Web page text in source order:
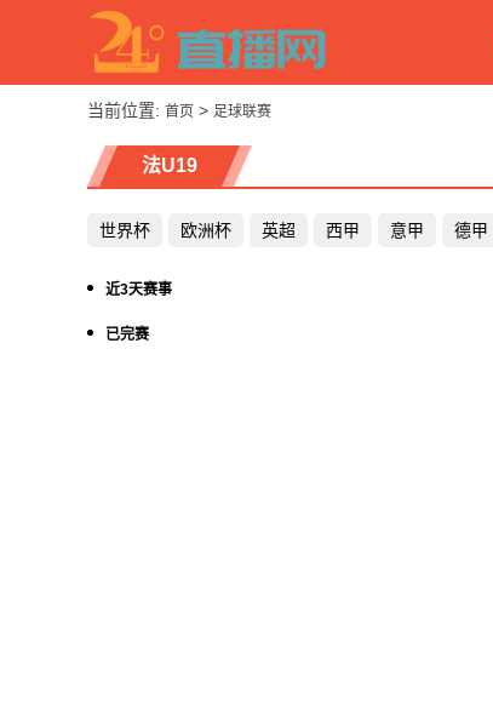
当前位置: 首页 > 足球联赛
法U19
世界杯 欧洲杯 英超 西甲 意甲 德甲
近3天赛事
已完赛